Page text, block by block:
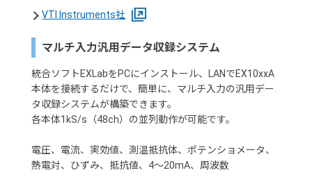
VTI Instruments社
マルチ入力汎用データ収録システム
統合ソフトEXLabをPCにインストール、LANでEX10xxA
本体を接続するだけで、簡単に、マルチ入力の汎用デー
タ収録システムが構築できます。
各本体1kS/s（48ch）の並列動作が可能です。
電圧、電流、実効値、測温抵抗体、ポテンショメータ、
熱電対、ひずみ、抵抗値、4～20mA、周波数